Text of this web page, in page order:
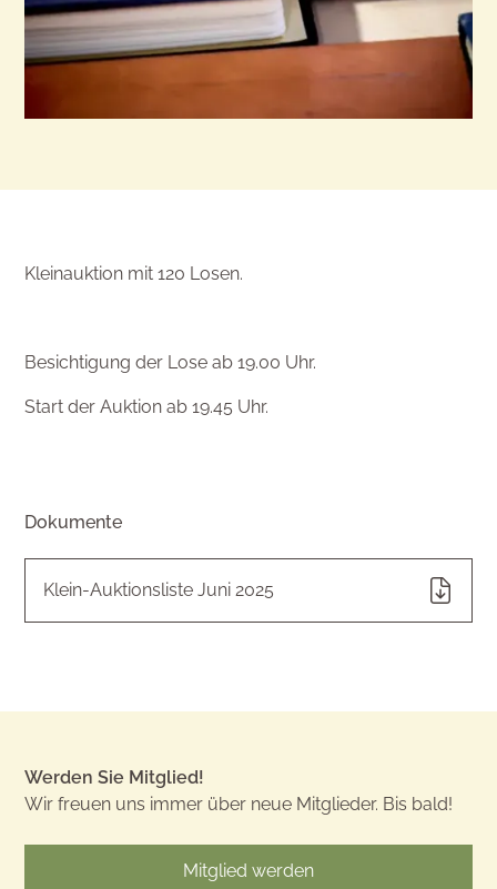
Dokumente
Klein-Auktionsliste Juni 2025
Kleinauktion mit 120 Losen.
Besichtigung der Lose ab 19.00 Uhr.
Start der Auktion ab 19.45 Uhr.
Werden Sie Mitglied!
Wir freuen uns immer über neue Mitglieder. Bis bald!
Mitglied werden